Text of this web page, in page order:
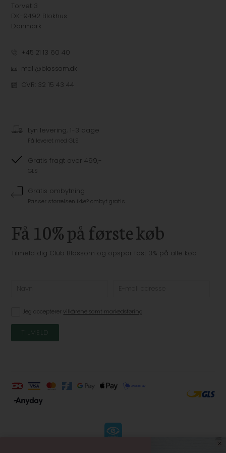
Torvet 3
DK-9492 Blokhus
Danmark
+45 21 13 60 40
mail@blossom.dk
CVR: 32 15 43 44
Lyn levering, 1-3 dage
Få leveret med GLS
Gratis fragt over 499,-
GLS
Gratis ombytning
Passer størrelsen ikke? ombyt gratis
Få 10% på første køb
Tilmeld dig Club Blossom og opspar fast 3% på alle køb
Jeg accepterervilkårene samt markedsføring